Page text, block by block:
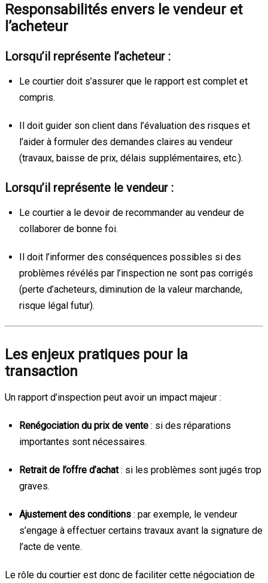
Responsabilités envers le vendeur et
l’acheteur
Lorsqu’il représente l’acheteur :
Le courtier doit s’assurer que le rapport est complet et
compris.
Il doit guider son client dans l’évaluation des risques et
l’aider à formuler des demandes claires au vendeur
(travaux, baisse de prix, délais supplémentaires, etc.).
Lorsqu’il représente le vendeur :
Le courtier a le devoir de recommander au vendeur de
collaborer de bonne foi.
Il doit l’informer des conséquences possibles si des
problèmes révélés par l’inspection ne sont pas corrigés
(perte d’acheteurs, diminution de la valeur marchande,
risque légal futur).
Les enjeux pratiques pour la
transaction
Un rapport d’inspection peut avoir un impact majeur :
Renégociation du prix de vente : si des réparations
importantes sont nécessaires.
Retrait de l’offre d’achat: si les problèmes sont jugés trop
graves.
Ajustement des conditions : par exemple, le vendeur
s’engage à effectuer certains travaux avant la signature de
l’acte de vente.
Le rôle du courtier est donc de faciliter cette négociation de